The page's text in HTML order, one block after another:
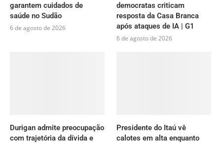
garantem cuidados de
saúde no Sudão
6 de agosto de 2026
democratas criticam
resposta da Casa Branca
após ataques de IA | G1
6 de agosto de 2026
Durigan admite preocupação
com trajetória da dívida e
Presidente do Itaú vê
calotes em alta enquanto